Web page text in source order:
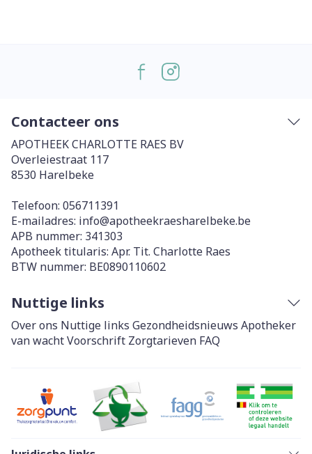
Contacteer ons
APOTHEEK CHARLOTTE RAES BV
Overleiestraat 117
8530 Harelbeke
Telefoon: 056711391
E-mailadres: info@apotheekraesharelbeke.be
APB nummer: 341303
Apotheek titularis: Apr. Tit. Charlotte Raes
BTW nummer: BE0890110602
Nuttige links
Over ons Nuttige links Gezondheidsnieuws Apotheker
van wachtVoorschrift Zorgtarieven FAQ